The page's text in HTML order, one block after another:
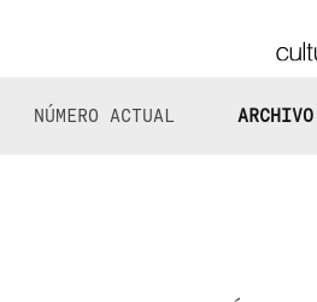
NÚMERO ACTUAL ARCHIVO